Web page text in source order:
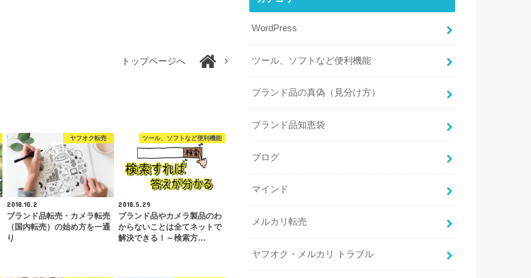
トップページへ
ヤフオク転売
2018.10.2
ブランド品転売・カメラ転売
（国内転売）の始め方を一通
り
ツール、ソフトなど便利機能
2018.5.29
ブランド品やカメラ製品のわ
からないことは全てネットで
解決できる！～検索方…
WordPress
ツール、ソフトなど便利機能
ブランド品の真偽（見分け方）
ブランド品知恵袋
ブログ
マインド
メルカリ転売
ヤフオク・メルカリ トラブル